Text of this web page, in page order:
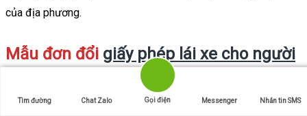
của địa phương.
Mẫu đơn đổi giấy phép lái xe cho người
Tìm đường Chat Zalo Gọi điện Messenger Nhắn tin SMS